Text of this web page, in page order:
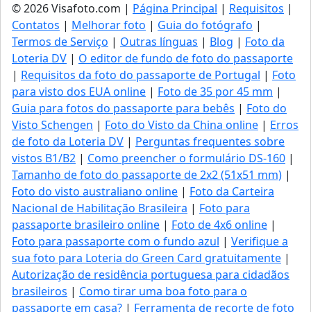
© 2026 Visafoto.com | Página Principal | Requisitos |
Contatos | Melhorar foto | Guia do fotógrafo |
Termos de Serviço | Outras línguas | Blog | Foto da
Loteria DV | O editor de fundo de foto do passaporte
| Requisitos da foto do passaporte de Portugal | Foto
para visto dos EUA online | Foto de 35 por 45 mm |
Guia para fotos do passaporte para bebês | Foto do
Visto Schengen | Foto do Visto da China online | Erros
de foto da Loteria DV | Perguntas frequentes sobre
vistos B1/B2 | Como preencher o formulário DS-160 |
Tamanho de foto do passaporte de 2x2 (51x51 mm) |
Foto do visto australiano online | Foto da Carteira
Nacional de Habilitação Brasileira | Foto para
passaporte brasileiro online | Foto de 4x6 online |
Foto para passaporte com o fundo azul | Verifique a
sua foto para Loteria do Green Card gratuitamente |
Autorização de residência portuguesa para cidadãos
brasileiros | Como tirar uma boa foto para o
passaporte em casa? | Ferramenta de recorte de foto